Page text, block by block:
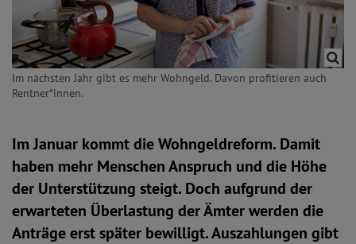
Im nächsten Jahr gibt es mehr Wohngeld. Davon profitieren auch
Rentner*innen.
Im Januar kommt die Wohngeldreform. Damit
haben mehr Menschen Anspruch und die Höhe
der Unterstützung steigt. Doch aufgrund der
erwarteten Überlastung der Ämter werden die
Anträge erst später bewilligt. Auszahlungen gibt